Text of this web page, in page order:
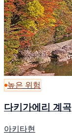
높은 위험
다키가에리 계곡
아키타현